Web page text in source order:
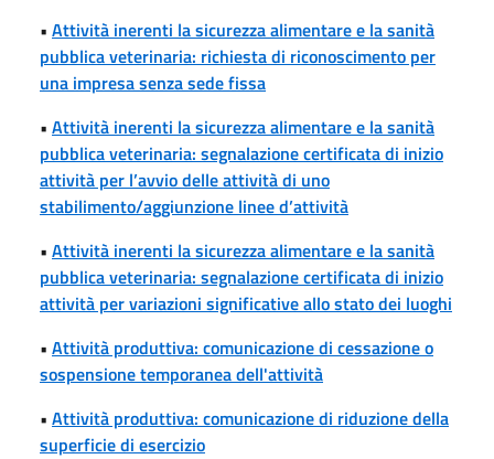
• Attività inerenti la sicurezza alimentare e la sanità
pubblica veterinaria: richiesta di riconoscimento per
una impresa senza sede fissa
• Attività inerenti la sicurezza alimentare e la sanità
pubblica veterinaria: segnalazione certificata di inizio
attività per l’avvio delle attività di uno
stabilimento/aggiunzione linee d’attività
• Attività inerenti la sicurezza alimentare e la sanità
pubblica veterinaria: segnalazione certificata di inizio
attività per variazioni significative allo stato dei luoghi
• Attività produttiva: comunicazione di cessazione o
sospensione temporanea dell'attività
• Attività produttiva: comunicazione di riduzione della
superficie di esercizio